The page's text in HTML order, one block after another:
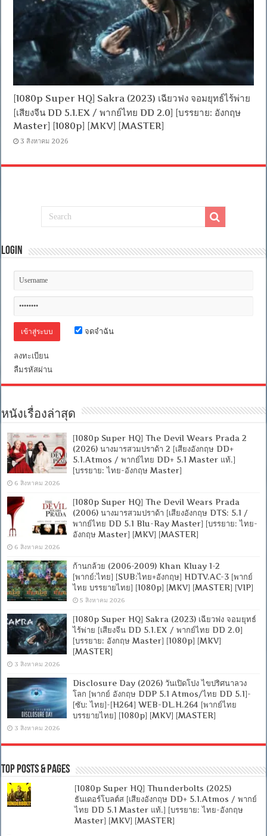
[1080p Super HQ] Sakra (2023) เฉียวฟง จอมยุทธ์ไร้พ่าย
[เสียงจีน DD 5.1.EX / พากย์ไทย DD 2.0] [บรรยาย: อังกฤษ
Master] [1080p] [MKV] [MASTER]
3 สิงหาคม 2026
Login
จดจำฉัน
ลงทะเบียน
ลืมรหัสผ่าน
หนังเรื่องล่าสุด
[1080p Super HQ] The Devil Wears Prada 2
(2026) นางมารสวมปราด้า 2 [เสียงอังกฤษ DD+
5.1.Atmos / พากย์ไทย DD+ 5.1 Master แท้.]
[บรรยาย: ไทย-อังกฤษ Master]
6 สิงหาคม 2026
[1080p Super HQ] The Devil Wears Prada
(2006) นางมารสวมปราด้า [เสียงอังกฤษ DTS: 5.1 /
พากย์ไทย DD 5.1 Blu-Ray Master] [บรรยาย: ไทย-
อังกฤษ Master] [MKV] [MASTER]
6 สิงหาคม 2026
ก้านกล้วย (2006-2009) Khan Kluay 1-2
[พากย์:ไทย] [SUB:ไทย+อังกฤษ] HDTV.AC-3 [พากย์
ไทย บรรยายไทย] [1080p] [MKV] [MASTER] [VIP]
5 สิงหาคม 2026
[1080p Super HQ] Sakra (2023) เฉียวฟง จอมยุทธ์
ไร้พ่าย [เสียงจีน DD 5.1.EX / พากย์ไทย DD 2.0]
[บรรยาย: อังกฤษ Master] [1080p] [MKV]
[MASTER]
3 สิงหาคม 2026
Disclosure Day (2026) วันเปิดโปง ไขปริศนาลวง
โลก [พากย์ อังกฤษ DDP 5.1 Atmos/ไทย DD 5.1]-
[ซับ: ไทย]-[H264] WEB-DL.H.264 [พากย์ไทย
บรรยายไทย] [1080p] [MKV] [MASTER]
3 สิงหาคม 2026
Top Posts & Pages
[1080p Super HQ] Thunderbolts (2025)
ธันเดอร์โบลต์ส [เสียงอังกฤษ DD+ 5.1.Atmos / พากย์
ไทย DD 5.1 Master แท้.] [บรรยาย: ไทย-อังกฤษ
Master] [MKV] [MASTER]